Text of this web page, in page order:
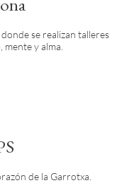
se realizan talleres
y alma.
de la Garrotxa.